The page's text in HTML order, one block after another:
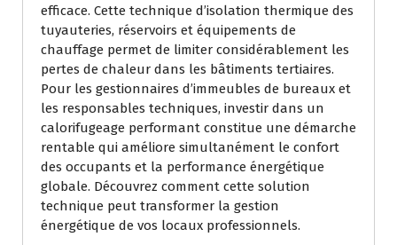
efficace. Cette technique d’isolation thermique des
tuyauteries, réservoirs et équipements de
chauffage permet de limiter considérablement les
pertes de chaleur dans les bâtiments tertiaires.
Pour les gestionnaires d’immeubles de bureaux et
les responsables techniques, investir dans un
calorifugeage performant constitue une démarche
rentable qui améliore simultanément le confort
des occupants et la performance énergétique
globale. Découvrez comment cette solution
technique peut transformer la gestion
énergétique de vos locaux professionnels.